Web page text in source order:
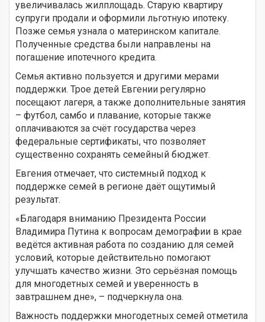
увеличивалась жилплощадь. Старую квартиру
супруги продали и оформили льготную ипотеку.
Позже семья узнала о материнском капитале.
Полученные средства были направлены на
погашение ипотечного кредита.
Семья активно пользуется и другими мерами
поддержки. Трое детей Евгении регулярно
посещают лагеря, а также дополнительные занятия
– футбол, самбо и плавание, которые также
оплачиваются за счёт государства через
федеральные сертификаты, что позволяет
существенно сохранять семейный бюджет.
Евгения отмечает, что системный подход к
поддержке семей в регионе даёт ощутимый
результат.
«Благодаря вниманию Президента России
Владимира Путина к вопросам демографии в крае
ведётся активная работа по созданию для семей
условий, которые действительно помогают
улучшать качество жизни. Это серьёзная помощь
для многодетных семей и уверенность в
завтрашнем дне», – подчеркнула она.
Важность поддержки многодетных семей отметила